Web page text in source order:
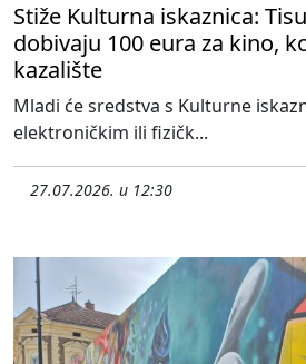
Stiže Kulturna iskaznica:
dobivaju 100 eura za kino,
kazalište
Mladi će sredstva s Kulturne
elektroničkim ili fizičk...
27.07.2026. u 12:30